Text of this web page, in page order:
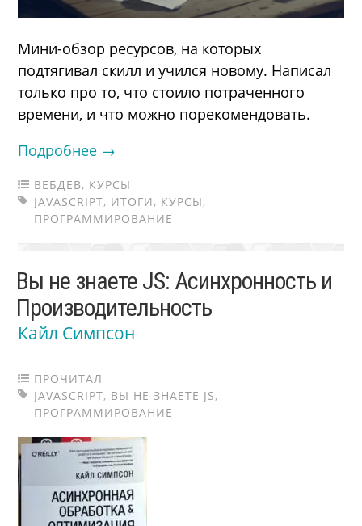
Мини-обзор ресурсов, на которых
подтягивал скилл и учился новому. Написал
только про то, что стоило потраченного
времени, и что можно порекомендовать.
Подробнее →
ВЕБДЕВ, КУРСЫ
JAVASCRIPT, ИТОГИ, КУРСЫ,
ПРОГРАММИРОВАНИЕ
Вы не знаете JS: Асинхронность и
Производительность
Кайл Симпсон
ПРОЧИТАЛ
JAVASCRIPT, ВЫ НЕ ЗНАЕТЕ JS,
ПРОГРАММИРОВАНИЕ